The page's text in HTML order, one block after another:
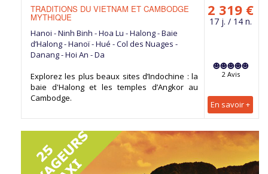
2 319 €
17 j. / 14 n.
2 Avis
En savoir +
TRADITIONS DU VIETNAM ET CAMBODGE
MYTHIQUE
Hanoi - Ninh Binh - Hoa Lu - Halong - Baie
d’Halong - Hanoï - Hué - Col des Nuages -
Danang - Hoi An - Da
Explorez les plus beaux sites d’Indochine : la
baie d'Halong et les temples d’Angkor au
Cambodge.